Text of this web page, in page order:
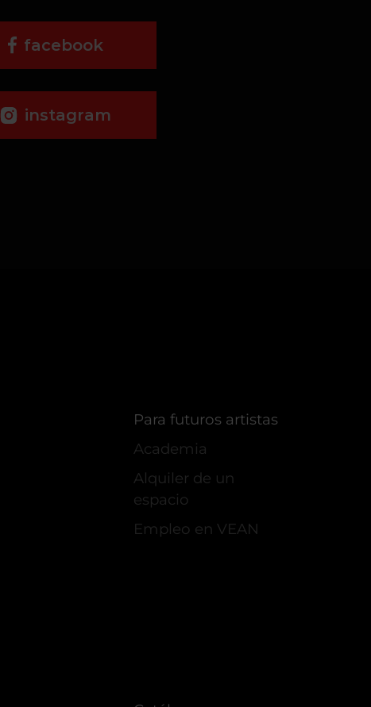
facebook
instagram
Para futuros artistas
Academia
Alquiler de un
espacio
Empleo en VEAN